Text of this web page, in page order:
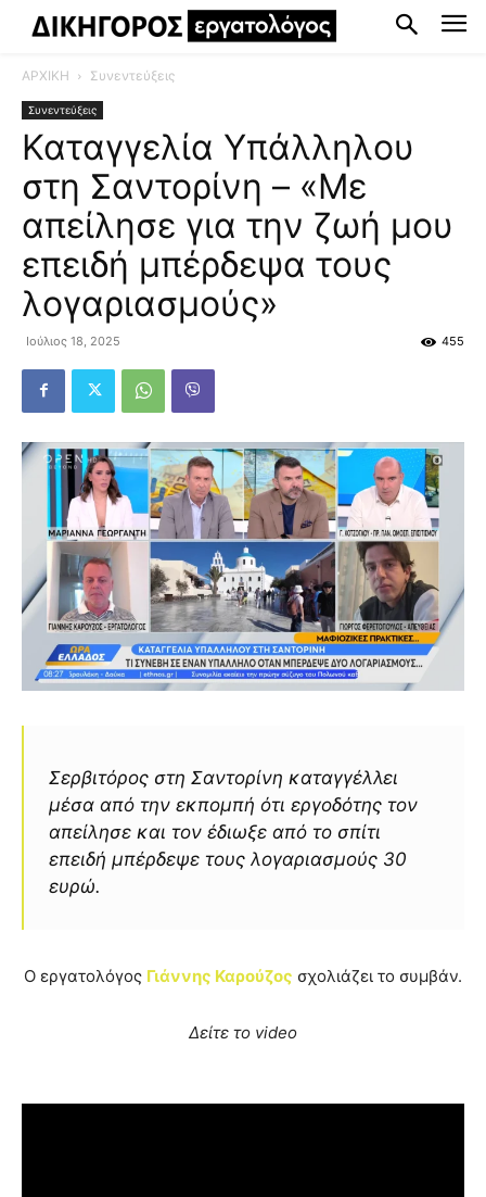
ΑΡΧΙΚΗ Συνεντεύξεις
Συνεντεύξεις
Καταγγελία Υπάλληλου
στη Σαντορίνη – «Με
απείλησε για την ζωή μου
επειδή μπέρδεψα τους
λογαριασμούς»
Ιούλιος 18, 2025 455
Σερβιτόρος στη Σαντορίνη καταγγέλλει
μέσα από την εκπομπή ότι εργοδότης τον
απείλησε και τον έδιωξε από το σπίτι
επειδή μπέρδεψε τους λογαριασμούς 30
ευρώ.
Ο εργατολόγος Γιάννης Καρούζος σχολιάζει το συμβάν.
Δείτε το video